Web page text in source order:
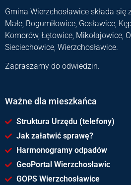
Gmina Wierzchosławice składa się
Małe, Bogumiłowice, Gosławice,
Komorów, Łętowice, Mikołajowice,
Sieciechowice, Wierzchosławice.
Zapraszamy do odwiedzin.
Ważne dla mieszkańca
Struktura Urzędu (telefony)
Jak załatwić sprawę?
Harmonogramy odpadów
GeoPortal Wierzchosławic
GOPS Wierzchosławice